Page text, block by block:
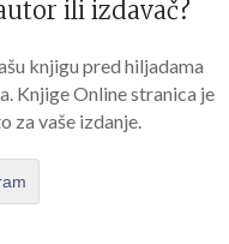
ili izdavač?
knjigu pred hiljadama
Knjige Online stranica je
za vaše izdanje.